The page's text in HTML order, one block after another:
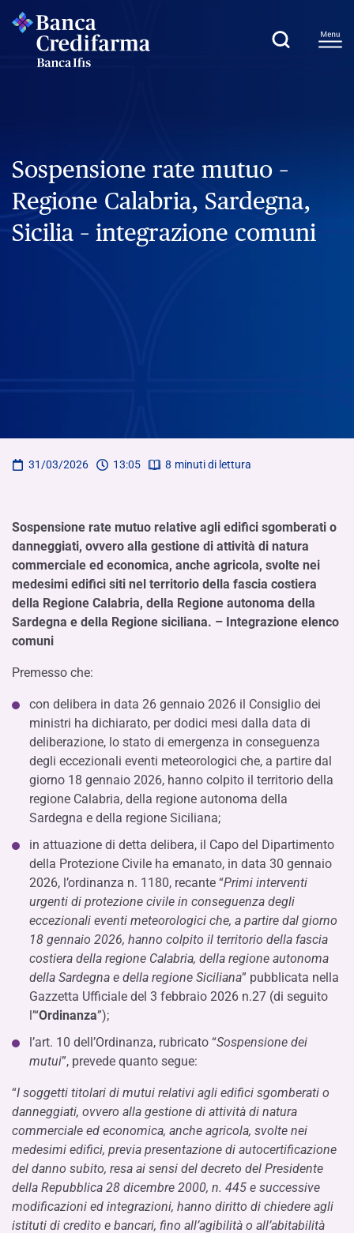
Sospensione rate mutuo –
Regione Calabria, Sardegna,
Sicilia – integrazione comuni
31/03/2026 13:05 8 minuti di lettura
Sospensione rate mutuo relative agli edifici sgomberati o
danneggiati, ovvero alla gestione di attività di natura
commerciale ed economica, anche agricola, svolte nei
medesimi edifici siti nel territorio della fascia costiera
della Regione Calabria, della Regione autonoma della
Sardegna e della Regione siciliana. – Integrazione elenco
comuni
Premesso che:
con delibera in data 26 gennaio 2026 il Consiglio dei
ministri ha dichiarato, per dodici mesi dalla data di
deliberazione, lo stato di emergenza in conseguenza
degli eccezionali eventi meteorologici che, a partire dal
giorno 18 gennaio 2026, hanno colpito il territorio della
regione Calabria, della regione autonoma della
Sardegna e della regione Siciliana;
in attuazione di detta delibera, il Capo del Dipartimento
della Protezione Civile ha emanato, in data 30 gennaio
2026, l’ordinanza n. 1180, recante “Primi interventi
urgenti di protezione civile in conseguenza degli
eccezionali eventi meteorologici che, a partire dal giorno
18 gennaio 2026, hanno colpito il territorio della fascia
costiera della regione Calabria, della regione autonoma
della Sardegna e della regione Siciliana” pubblicata nella
Gazzetta Ufficiale del 3 febbraio 2026 n.27 (di seguito
l’“Ordinanza”);
l’art. 10 dell’Ordinanza, rubricato “Sospensione dei
mutui”, prevede quanto segue:
“I soggetti titolari di mutui relativi agli edifici sgomberati o
danneggiati, ovvero alla gestione di attività di natura
commerciale ed economica, anche agricola, svolte nei
medesimi edifici, previa presentazione di autocertificazione
del danno subito, resa ai sensi del decreto del Presidente
della Repubblica 28 dicembre 2000, n. 445 e successive
modificazioni ed integrazioni, hanno diritto di chiedere agli
istituti di credito e bancari, fino all’agibilità o all’abitabilità